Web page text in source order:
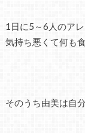
1日に5～6人のア
気持ち悪くて何も
そのうち由美は自